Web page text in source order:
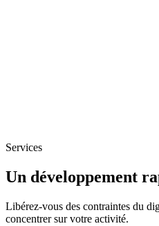
Services
Un développement
Libérez-vous des contraintes du
concentrer sur votre activité.